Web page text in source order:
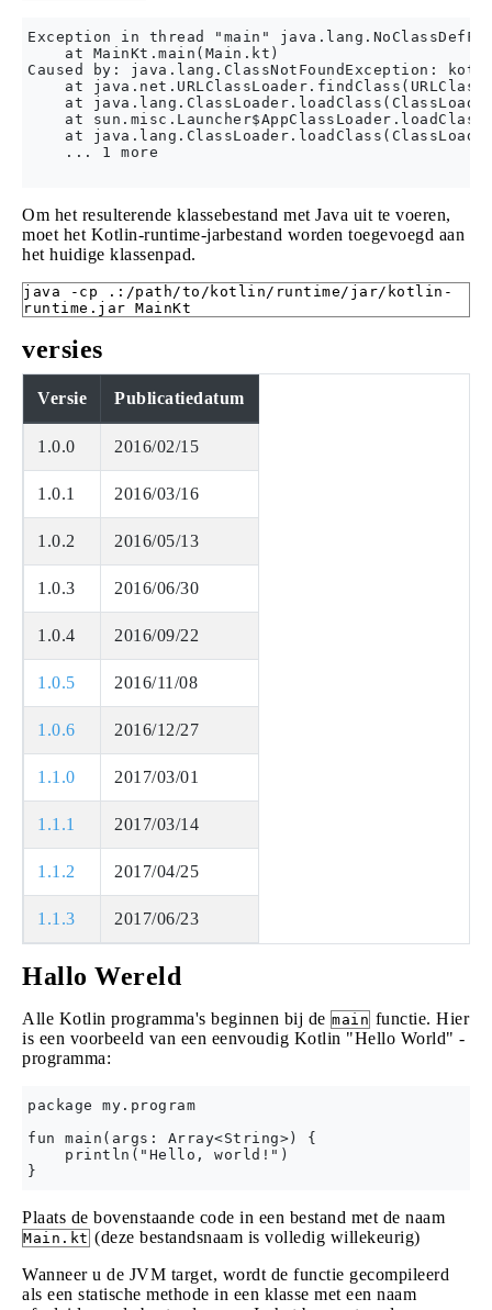
Exception in thread "main"
    at MainKt.main(Main.kt)
Caused by: java.lang.ClassNotFoundException:
at
at
at
at
    ... 1 more
Om het resulterende klassebestand met Java uit te voeren,
moet het Kotlin-runtime-jarbestand worden toegevoegd aan
het huidige klassenpad.
java -cp .:/path/to/kotlin/runtime/jar/kotlin-
runtime.jar MainKt
versies
Versie Publicatiedatum
1.0.0 2016/02/15
1.0.1 2016/03/16
1.0.2 2016/05/13
1.0.3 2016/06/30
1.0.4 2016/09/22
1.0.5 2016/11/08
1.0.6 2016/12/27
1.1.0 2017/03/01
1.1.1 2017/03/14
1.1.2 2017/04/25
1.1.3 2017/06/23
Hallo Wereld
Alle Kotlin programma's beginnen bij de main functie. Hier
is een voorbeeld van een eenvoudig Kotlin "Hello World" -
programma:
package my.program
fun main(args: Array<String>) {
    println("Hello, world!")
Plaats de bovenstaande code in een bestand met de naam
Main.kt (deze bestandsnaam is volledig willekeurig)
Wanneer u de JVM target, wordt de functie gecompileerd
als een statische methode in een klasse met een naam